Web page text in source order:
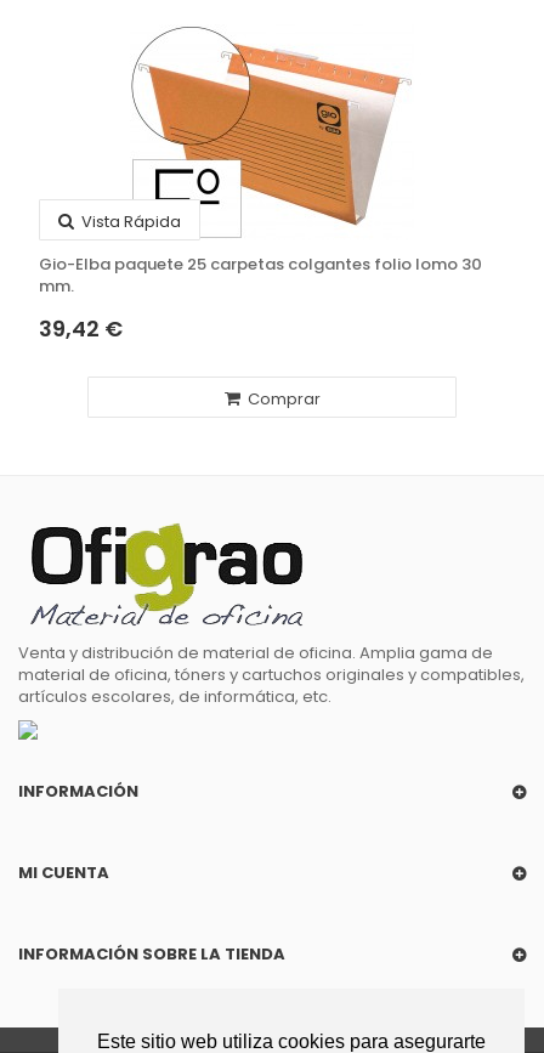
Este sitio web utiliza cookies para asegurarte
Vista Rápida
Gio-Elba paquete 25 carpetas colgantes folio lomo 30
mm.
39,42 €
Comprar
Venta y distribución de material de oficina. Amplia gama de
material de oficina, tóners y cartuchos originales y compatibles,
artículos escolares, de informática, etc.
INFORMACIÓN
MI CUENTA
INFORMACIÓN SOBRE LA TIENDA